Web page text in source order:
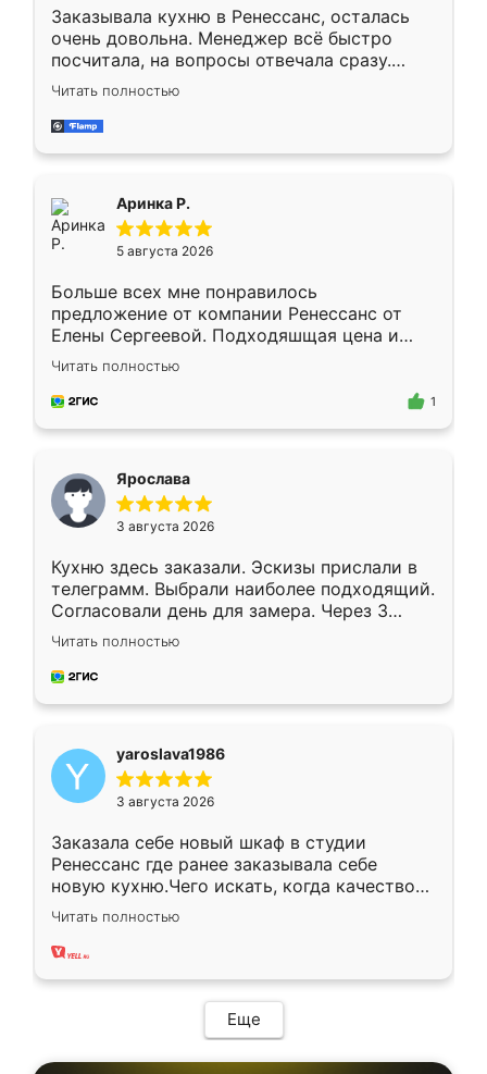
Заказывала кухню в Ренессанс, осталась
очень довольна. Менеджер всё быстро
посчитала, на вопросы отвечала сразу.
Замерщик приехал в субботу, подошёл к
делу со всей ответственностью. Собрали
за день, ребята работали аккуратно, даже
Читать полностью
Аринка Р.
5 августа 2026
Больше всех мне понравилось
предложение от компании Ренессанс от
Елены Сергеевой. Подходяшщая цена и
короткие сроки изготовления. Приехавший
для замера сотрудник Владислав
предложил по моему эскизу самый
Читать полностью
1
Ярослава
3 августа 2026
Кухню здесь заказали. Эскизы прислали в
телеграмм. Выбрали наиболее подходящий.
Согласовали день для замера. Через 3
недели кухня была уже готова. Остались
довольны работой. Спасибо Ренессанс
мебель за качественную работу!
Читать полностью
yaroslava1986
3 августа 2026
Заказала себе новый шкаф в студии
Ренессанс где ранее заказывала себе
новую кухню.Чего искать, когда качеством
вполне довольна. Служит кухня уже почти
два года, нареканий нет.
Читать полностью
Еще